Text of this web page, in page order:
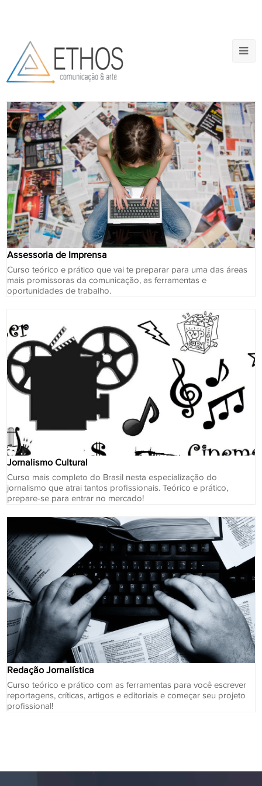
Assessoria de Imprensa
Curso teórico e prático que vai te preparar para uma das áreas
mais promissoras da comunicação, as ferramentas e
oportunidades de trabalho.
Jornalismo Cultural
Curso mais completo do Brasil nesta especialização do
jornalismo que atrai tantos profissionais. Teórico e prático,
prepare-se para entrar no mercado!
Redação Jornalística
Curso teórico e prático com as ferramentas para você escrever
reportagens, críticas, artigos e editoriais e começar seu projeto
profissional!